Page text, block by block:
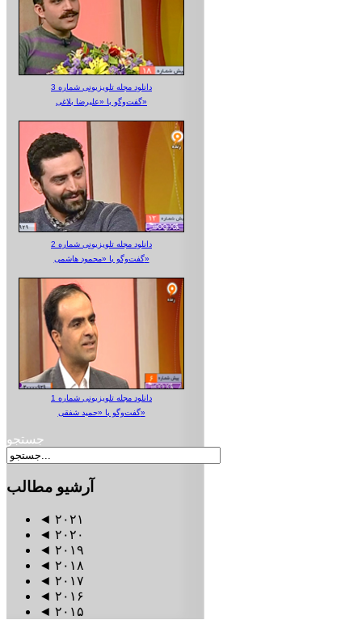
دانلود مجله تلویزیونی شماره 3
گفت‌وگو با «علیرضا بلاغی»
دانلود مجله تلویزیونی شماره 2
گفت‌وگو با «محمود هاشمی»
دانلود مجله تلویزیونی شماره 1
گفت‌وگو با «حمید شفقی»
جستجو
آرشیو مطالب
◄ ۲۰۲۱
◄ ۲۰۲۰
◄ ۲۰۱۹
◄ ۲۰۱۸
◄ ۲۰۱۷
◄ ۲۰۱۶
◄ ۲۰۱۵